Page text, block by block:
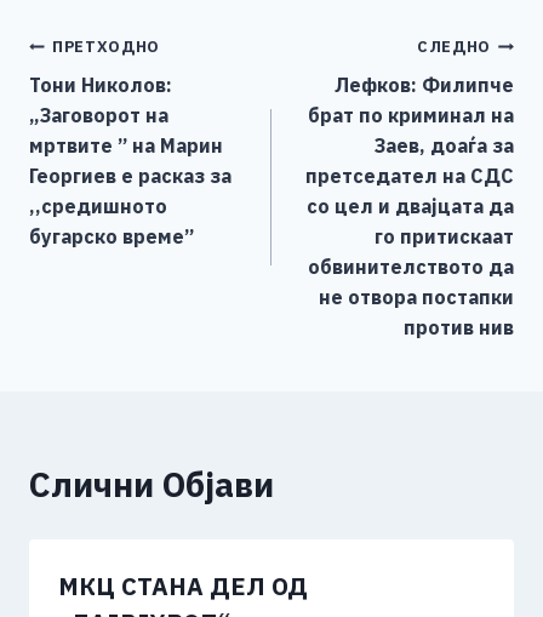
b
o
o
k
n
g
er
Li
n
k
Навигација
на
напис
ПРЕТХОДНО
Тони Николов:
„Заговорот на
мртвите ” на Марин
Георгиев е расказ за
,,средишното
бугарско време”
СЛЕДНО
Лефков: Филипче
брат по криминал на
Заев, доаѓа за
претседател на СДС
со цел и двајцата да
го притискаат
обвинителството да
не отвора постапки
против нив
Слични Објави
МКЦ СТАНА ДЕЛ ОД